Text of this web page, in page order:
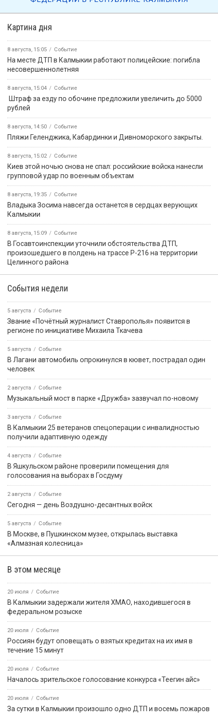
Картина дня
8 августа, 15:05 Событие
На месте ДТП в Калмыкии работают полицейские: погибла
несовершеннолетняя
8 августа, 15:04 Событие
️ Штраф за езду по обочине предложили увеличить до 5000
рублей
8 августа, 14:50 Событие
️Пляжи Геленджика, Кабардинки и Дивноморского закрыты.
8 августа, 15:02 Событие
Киев этой ночью снова не спал: российские войска нанесли
групповой удар по военным объектам
8 августа, 19:35 Событие
Владыка Зосима навсегда останется в сердцах верующих
Калмыкии
8 августа, 15:09 Событие
В Госавтоинспекции уточнили обстоятельства ДТП,
произошедшего в полдень на трассе Р-216 на территории
Целинного района
События недели
5 августа Событие
Звание «Почётный журналист Ставрополья» появится в
регионе по инициативе Михаила Ткачева
5 августа Событие
В Лагани автомобиль опрокинулся в кювет, пострадал один
человек
2 августа Событие
Музыкальный мост в парке «Дружба» зазвучал по-новому
3 августа Событие
В Калмыкии 25 ветеранов спецоперации с инвалидностью
получили адаптивную одежду
4 августа Событие
В Яшкульском районе проверили помещения для
голосования на выборах в Госдуму
2 августа Событие
Сегодня — день Воздушно-десантных войск
5 августа Событие
В Москве, в Пушкинском музее, открылась выставка
«Алмазная колесница»
В этом месяце
20 июля Событие
В Калмыкии задержали жителя ХМАО, находившегося в
федеральном розыске
20 июля Событие
Россиян будут оповещать о взятых кредитах на их имя в
течение 15 минут
20 июля Событие
Началось зрительское голосование конкурса «Теегин айс»
20 июля Событие
За сутки в Калмыкии произошло одно ДТП и восемь пожаров